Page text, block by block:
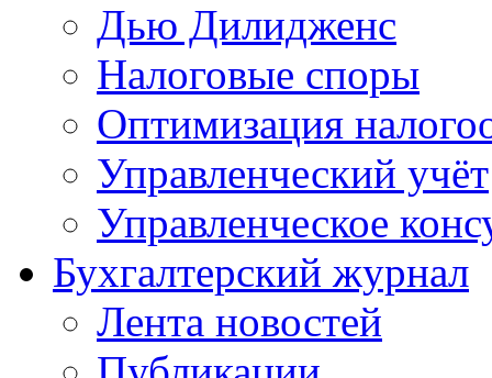
Дью Дилидженс
Налоговые споры
Оптимизация
Управленческий учёт
Управленческое
Бухгалтерский журнал
Лента новостей